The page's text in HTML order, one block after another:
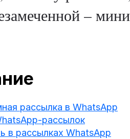
–
рассылка в WhatsApp
рассылок
в рассылках WhatsApp